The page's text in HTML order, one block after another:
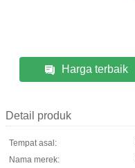
Harga terbaik
Detail produk
Tempat asal:
Nama merek: